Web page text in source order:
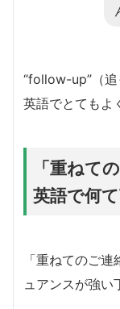
“follow-up”（
英語でとてもよ
「重ねて
英語で何
「重ねてのご
ュアンスが強い